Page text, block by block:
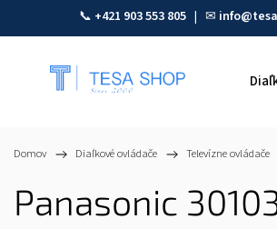
📞 +421 903 553 805 | ✉
Domov / Diaľkové ovládače / Televízne ovládače
Panasonic